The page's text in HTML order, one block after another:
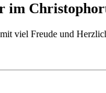
im
viel Freude und